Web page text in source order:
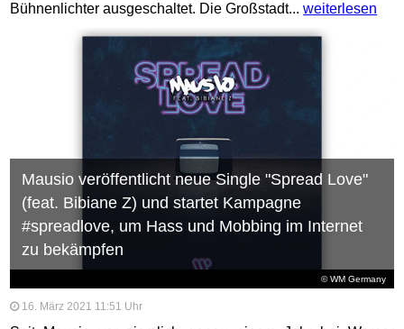
Bühnenlichter ausgeschaltet. Die Großstadt...weiterlesen
© WM Germany
Mausio veröffentlicht neue Single "Spread Love"
(feat. Bibiane Z) und startet Kampagne
#spreadlove, um Hass und Mobbing im Internet
zu bekämpfen
16. März 2021 11:51 Uhr